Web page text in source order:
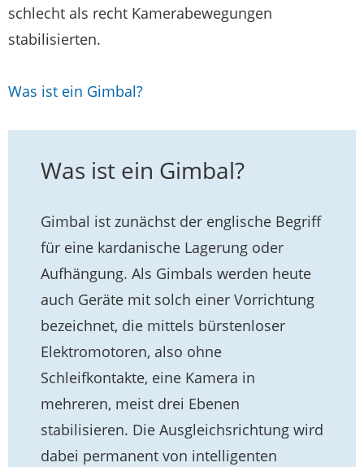
schlecht als recht Kamerabewegungen
stabilisierten.
Was ist ein Gimbal?
Was ist ein Gimbal?
Gimbal ist zunächst der englische Begriff
für eine kardanische Lagerung oder
Aufhängung. Als Gimbals werden heute
auch Geräte mit solch einer Vorrichtung
bezeichnet, die mittels bürstenloser
Elektromotoren, also ohne
Schleifkontakte, eine Kamera in
mehreren, meist drei Ebenen
stabilisieren. Die Ausgleichsrichtung wird
dabei permanent von intelligenten